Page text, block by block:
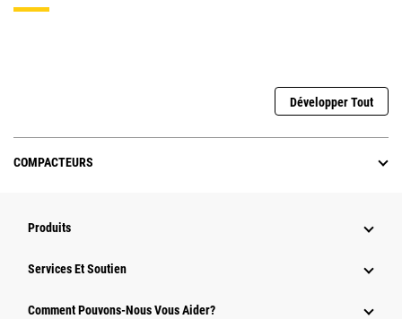
Développer Tout
COMPACTEURS
Produits
Services Et Soutien
Comment Pouvons-Nous Vous Aider?